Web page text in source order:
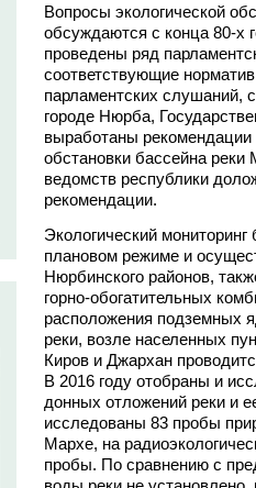
Вопросы экологической
обсуждаются с конца 80-х
проведены ряд
соответствующие
парламентских слушаний,
городе Нюрба,
выработаны рекомендации
обстановки бассейна
ведомств республики
рекомендации.
Экологический
плановом режиме и
Нюрбинского районов,
горно-обогатительных
расположения подземных
реки, возле населенных
Киров и Джархан
В 2016 году отобраны и
донных отложений реки и
исследованы 83 пробы
Мархе, на
пробы. По сравнению с